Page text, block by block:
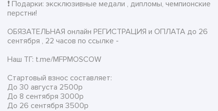
❗ Подарки: эксклюзивные медали , дипломы, чемпионские
перстни!
ОБЯЗАТЕЛЬНАЯ онлайн РЕГИСТРАЦИЯ и ОПЛАТА до 26
сентября , 22 часов по ссылке -
Наш ТГ: t.me/MFPMOSCOW
Стартовый взнос составляет:
До 30 августа 2500р
До 8 сентября 3000р
До 26 сентября 3500р